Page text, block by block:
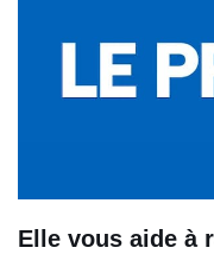
Elle vous aide à